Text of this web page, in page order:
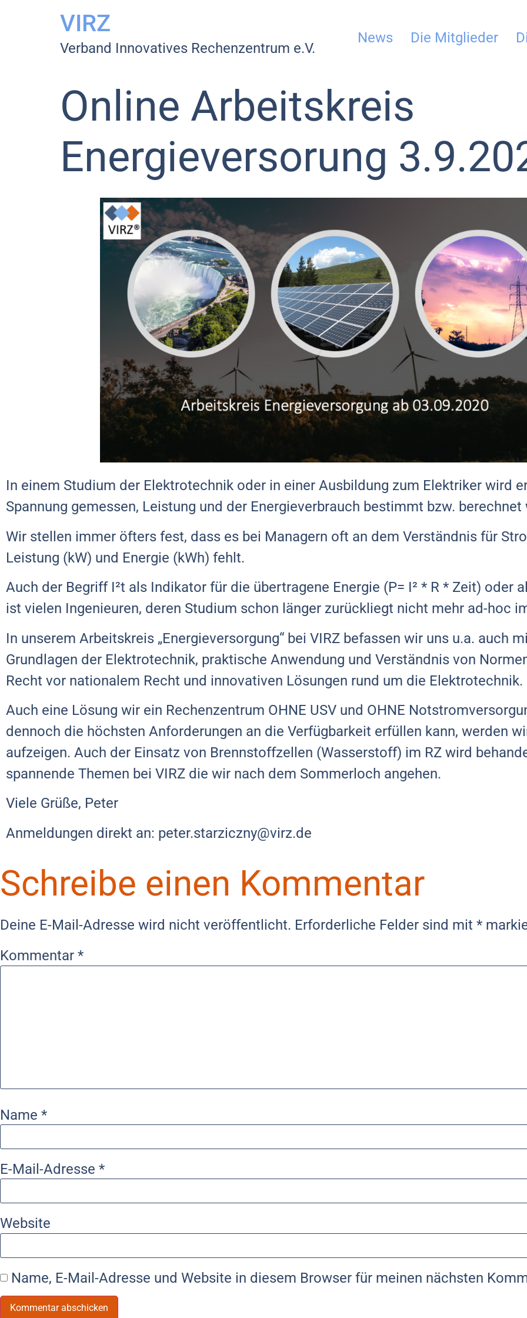
VIRZ
Verband Innovatives Rechenzentrum e.V.
News Die Mitglieder
Online Arbeitskreis
Energieversorung
In einem Studium der Elektrotechnik oder in einer Ausbildung zum Elektriker wird
Spannung gemessen, Leistung und der Energieverbrauch bestimmt bzw. berechnet
Wir stellen immer öfters fest, dass es bei Managern oft an dem Verständnis für
Leistung (kW) und Energie (kWh) fehlt.
Auch der Begriff I²t als Indikator für die übertragene Energie (P= I² * R * Zeit) oder
ist vielen Ingenieuren, deren Studium schon länger zurückliegt nicht mehr ad-hoc
In unserem Arbeitskreis „Energieversorgung“ bei VIRZ befassen wir uns u.a. auch
Grundlagen der Elektrotechnik, praktische Anwendung und Verständnis von
Recht vor nationalem Recht und innovativen Lösungen rund um die Elektrotechnik.
Auch eine Lösung wir ein Rechenzentrum OHNE USV und OHNE
dennoch die höchsten Anforderungen an die Verfügbarkeit erfüllen kann, werden
aufzeigen. Auch der Einsatz von Brennstoffzellen (Wasserstoff) im RZ wird
spannende Themen bei VIRZ die wir nach dem Sommerloch angehen.
Viele Grüße, Peter
Anmeldungen direkt an: peter.starziczny@virz.de
Schreibe einen Kommentar
Deine E-Mail-Adresse wird nicht veröffentlicht. Erforderliche Felder sind mit *
Kommentar *
Name *
E-Mail-Adresse *
Website
Name, E-Mail-Adresse und Website in diesem Browser für meinen nächsten